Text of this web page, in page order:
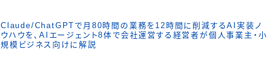
Claude/ChatGPTで月80時間の業務を12時間に削減するAI実装ノ
ウハウを、AIエージェント8体で会社運営する経営者が個人事業主・小
規模ビジネス向けに解説